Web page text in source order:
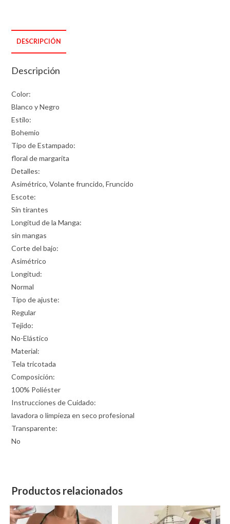
DESCRIPCIÓN
Descripción
Color:
Blanco y Negro
Estilo:
Bohemio
Tipo de Estampado:
floral de margarita
Detalles:
Asimétrico, Volante fruncido, Fruncido
Escote:
Sin tirantes
Longitud de la Manga:
sin mangas
Corte del bajo:
Asimétrico
Longitud:
Normal
Tipo de ajuste:
Regular
Tejido:
No-Elástico
Material:
Tela tricotada
Composición:
100% Poliéster
Instrucciones de Cuidado:
lavadora o limpieza en seco profesional
Transparente:
No
Productos relacionados